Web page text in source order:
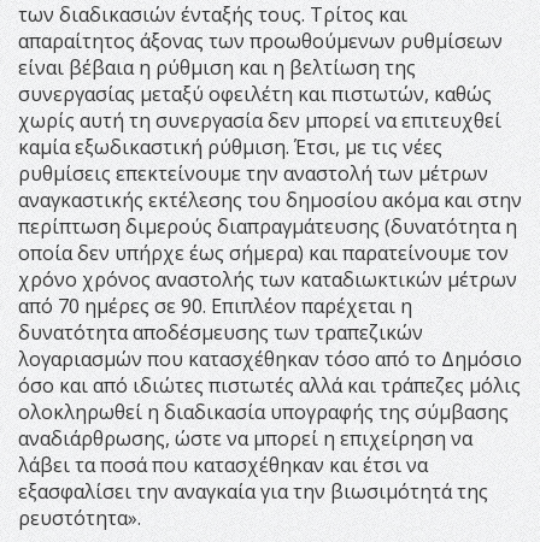
των διαδικασιών ένταξής τους. Τρίτος και
απαραίτητος άξονας των προωθούμενων ρυθμίσεων
είναι βέβαια η ρύθμιση και η βελτίωση της
συνεργασίας μεταξύ οφειλέτη και πιστωτών, καθώς
χωρίς αυτή τη συνεργασία δεν μπορεί να επιτευχθεί
καμία εξωδικαστική ρύθμιση. Έτσι, με τις νέες
ρυθμίσεις επεκτείνουμε την αναστολή των μέτρων
αναγκαστικής εκτέλεσης του δημοσίου ακόμα και στην
περίπτωση διμερούς διαπραγμάτευσης (δυνατότητα η
οποία δεν υπήρχε έως σήμερα) και παρατείνουμε τον
χρόνο χρόνος αναστολής των καταδιωκτικών μέτρων
από 70 ημέρες σε 90. Επιπλέον παρέχεται η
δυνατότητα αποδέσμευσης των τραπεζικών
λογαριασμών που κατασχέθηκαν τόσο από το Δημόσιο
όσο και από ιδιώτες πιστωτές αλλά και τράπεζες μόλις
ολοκληρωθεί η διαδικασία υπογραφής της σύμβασης
αναδιάρθρωσης, ώστε να μπορεί η επιχείρηση να
λάβει τα ποσά που κατασχέθηκαν και έτσι να
εξασφαλίσει την αναγκαία για την βιωσιμότητά της
ρευστότητα».